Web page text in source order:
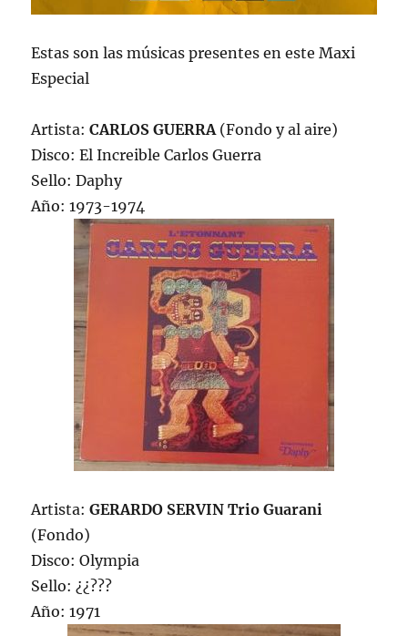
Estas son las músicas presentes en este Maxi
Especial
Artista:CARLOS GUERRA (Fondo y al aire)
Disco: El Increible Carlos Guerra
Sello: Daphy
Año: 1973-1974
Artista:GERARDO SERVIN Trio Guarani
(Fondo)
Disco: Olympia
Sello: ¿¿???
Año: 1971